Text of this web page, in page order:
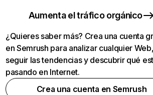
Aumenta el tráfico orgánico
¿Quieres saber más? Crea una cuenta
en Semrush para analizar cualquier
seguir las tendencias y descubrir qué
pasando en Internet.
Crea una cuenta en Semrush